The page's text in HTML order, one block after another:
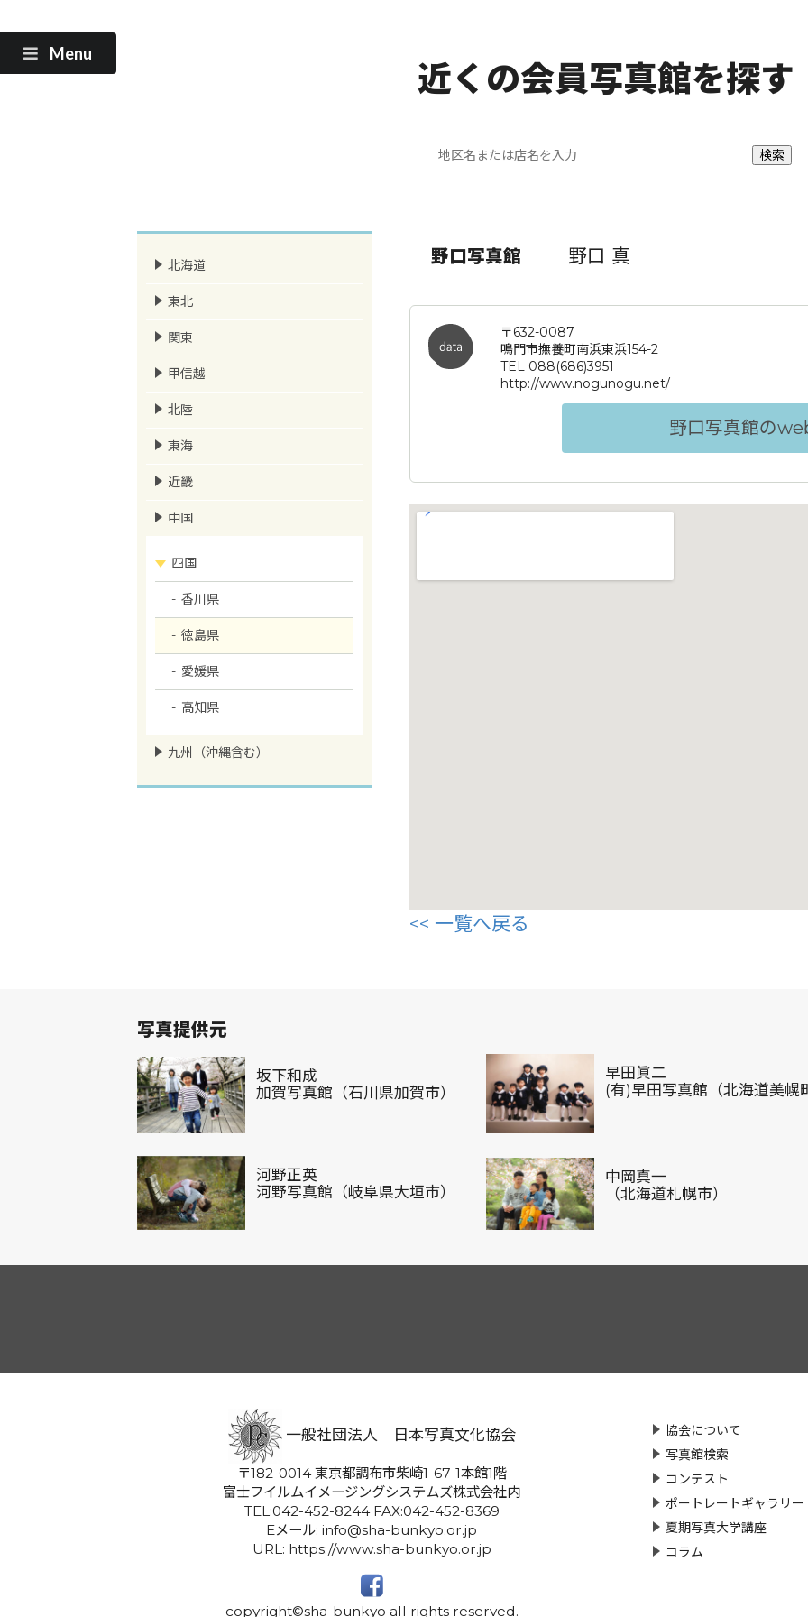
Menu
近くの会員写真館を探す
野口写真館 野口 真
〒632-0087
鳴門市撫養町南浜東浜154-2
TEL 088(686)3951
http://www.nogunogu.net/
野口写真館の
一覧へ戻る
北海道
東北
関東
甲信越
北陸
東海
近畿
中国
四国
香川県
徳島県
愛媛県
高知県
九州（沖縄含む）
写真提供元
坂下和成
加賀写真館（石川県加賀市）
早田眞二
(有)早田写真館（北海道美幌
河野正英
河野写真館（岐阜県大垣市）
中岡真一
（北海道札幌市）
協会について
写真館検索
コンテスト
ポートレートギャラリー
夏期写真大学講座
コラム
一般社団法人 日本写真文化協会
〒182-0014 東京都調布市柴崎1-67-1本館1階
富士フイルムイメージングシステムズ株式会社内
TEL:042-452-8244 FAX:042-452-8369
Eメール: info@sha-bunkyo.or.jp
URL: https://www.sha-bunkyo.or.jp
copyright©sha-bunkyo all rights reserved.